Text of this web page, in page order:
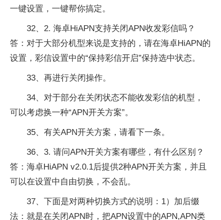
一键设置，一键帮你搞定。
32、2. 海卓HiAPN支持关闭APN收发彩信吗？
答：对于大部分机型来说是支持的，请在海卓HiAPN的
设置，彩信设置中的“保持彩信开启”保持选中状态。
33、再进行关闭操作。
34、对于部分在关闭状态不能收发彩信的机型，
可以考虑换一种“APN开关方案”。
35、有关APN开关方案，请看下一条。
36、3. 请问APN开关方案有哪些，有什么区别？
答：海卓HiAPN v2.0.1后提供2种APN开关方案，并且
可以在设置中自由切换，不会乱。
37、下面是对两种切换方式的说明：1）加后缀
法：就是在关闭APN时，把APN设置中的APN,APN类